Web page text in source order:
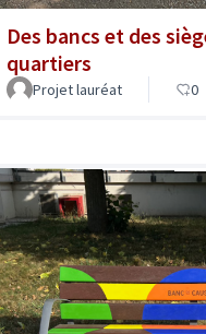
Des bancs et des
quartiers
Projet lauréat 0